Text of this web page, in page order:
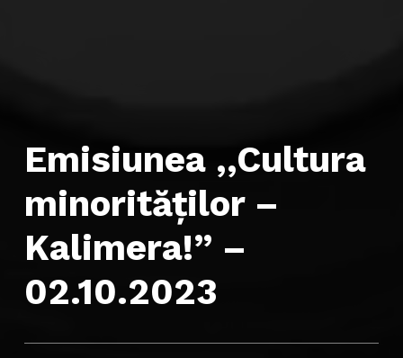
Emisiunea ,,Cultura
minorităților –
Kalimera!” –
02.10.2023